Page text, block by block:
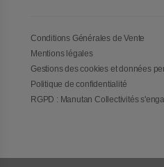
Conditions Générales de Vente
Mentions légales
Gestions des cookies et données
Politique de confidentialité
RGPD : Manutan Collectivités